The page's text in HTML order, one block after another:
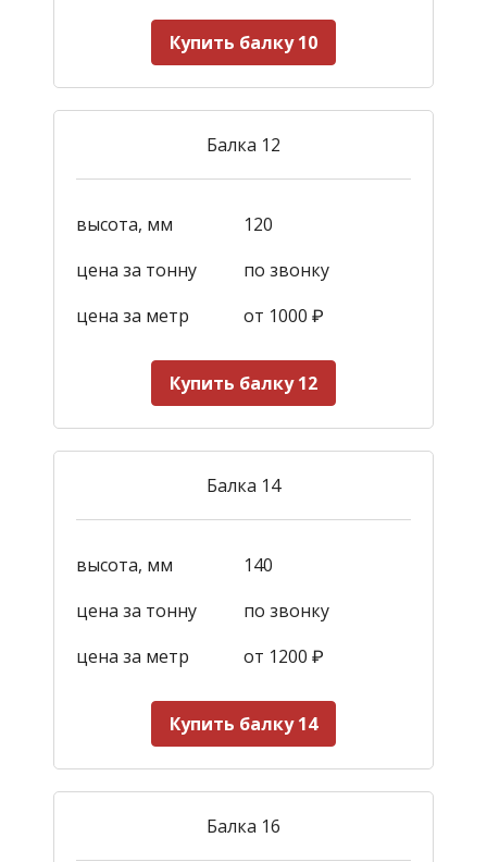
Купить балку 10
Балка 12
высота, мм
120
цена за тонну
по звонку
цена за метр
от 1000 ₽
Купить балку 12
Балка 14
высота, мм
140
цена за тонну
по звонку
цена за метр
от 1200 ₽
Купить балку 14
Балка 16